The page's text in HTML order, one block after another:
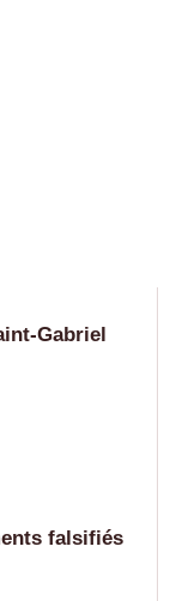
Gabriel
falsifiés